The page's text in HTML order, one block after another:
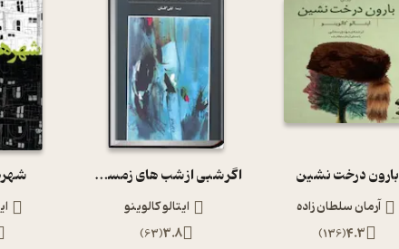
بارون درخت نشین
آرمان سلطان زاده
4.3
(
136
)
اگر شبی از شب های زمستان مسافری
ایتالو کالوینو
3.8
(
63
)